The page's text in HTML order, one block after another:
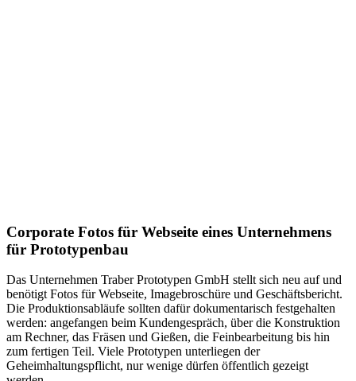
Corporate Fotos für Webseite eines Unternehmens
für Prototypenbau
Das Unternehmen Traber Prototypen GmbH stellt sich neu auf und
benötigt Fotos für Webseite, Imagebroschüre und Geschäftsbericht.
Die Produktionsabläufe sollten dafür dokumentarisch festgehalten
werden: angefangen beim Kundengespräch, über die Konstruktion
am Rechner, das Fräsen und Gießen, die Feinbearbeitung bis hin
zum fertigen Teil. Viele Prototypen unterliegen der
Geheimhaltungspflicht, nur wenige dürfen öffentlich gezeigt